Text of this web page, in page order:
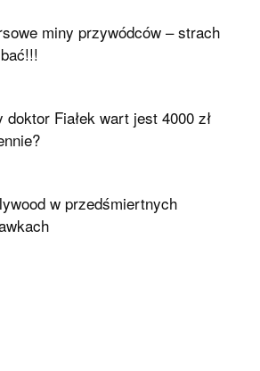
miny przywódców – strach
doktor Fiałek wart jest 4000 zł
w przedśmiertnych